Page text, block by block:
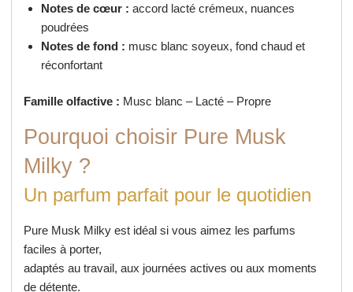
Notes de cœur : accord lacté crémeux, nuances
poudrées
Notes de fond : musc blanc soyeux, fond chaud et
réconfortant
Famille olfactive : Musc blanc – Lacté – Propre
Pourquoi choisir Pure Musk
Milky ?
Un parfum parfait pour le quotidien
Pure Musk Milky est idéal si vous aimez les parfums
faciles à porter,
adaptés au travail, aux journées actives ou aux moments
de détente.